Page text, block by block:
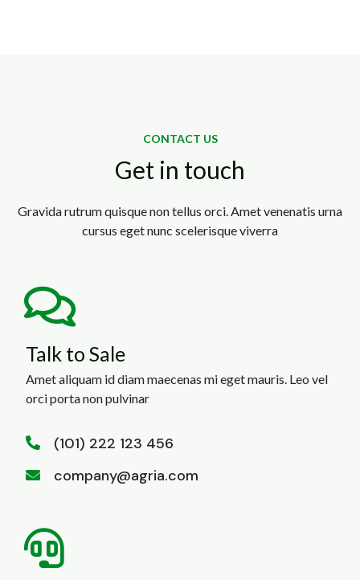
CONTACT US
Get in touch
Gravida rutrum quisque non tellus orci. Amet venenatis urna
cursus eget nunc scelerisque viverra
Talk to Sale
Amet aliquam id diam maecenas mi eget mauris. Leo vel
orci porta non pulvinar
(101) 222 123 456
company@agria.com